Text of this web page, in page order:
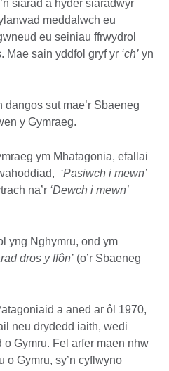
siarad â hyder siaradwyr
meddalwch eu
eu seiniau ffrwydrol
Mae sain yddfol gryf yr ‘ch’ yn
dangos sut mae’r Sbaeneg
y Gymraeg.
ym Mhatagonia, efallai
‘Pasiwch i mewn’
na’r ‘Dewch i mewn’
yng Nghymru, ond ym
dros y ffôn’ (o’r Sbaeneg
a aned ar ôl 1970,
neu drydedd iaith, wedi
o Gymru. Fel arfer maen nhw
o Gymru, sy’n cyflwyno